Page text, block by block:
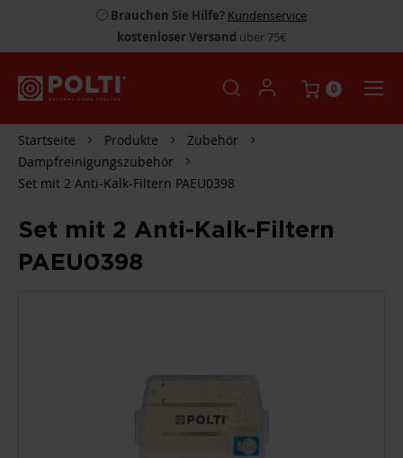
Brauchen Sie Hilfe? Kundenservice
kostenloser Versand über 75€
0
Startseite Produkte
Zubehör
Dampfreinigungszubehör
Set mit 2 Anti-Kalk-Filtern PAEU0398
Set mit 2 Anti-Kalk-Filtern
PAEU0398